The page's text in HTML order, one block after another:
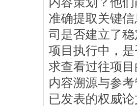
准确提取关键
司是否建立了
项目执行中，
求查看过往项
内容溯源与参
已发表的权威